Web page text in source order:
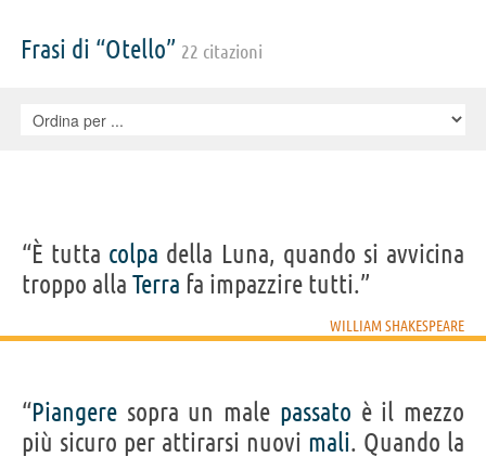
Frasi di “Otello” 22 citazioni
“È tutta colpa della Luna, quando si avvicina
troppo alla Terra fa impazzire tutti.”
WILLIAM SHAKESPEARE
“Piangere sopra un male passato è il mezzo
più sicuro per attirarsi nuovi mali. Quando la